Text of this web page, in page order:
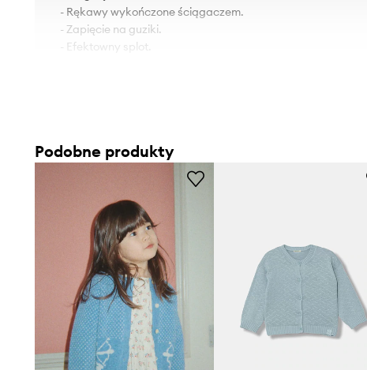
- Rękawy wykończone ściągaczem.
- Zapięcie na guziki.
- Efektowny splot.
Podobne produkty